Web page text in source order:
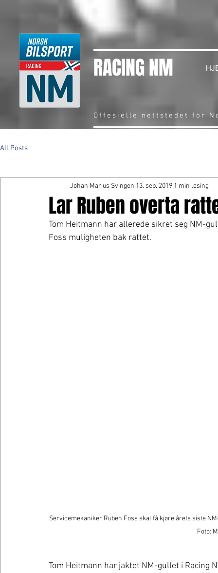
RACING NM
Offesielle nettstedet for
All Posts
Lar Ruben overta
Johan Marius Svingen 13. sep. 2019 1 min lesing
Tom Heitmann har allerede sikret seg NM-
Foss muligheten bak rattet.
Servicemekaniker Ruben Foss skal få kjøre årets siste
Foto:
Tom Heitmann har jaktet NM-gullet i Racing